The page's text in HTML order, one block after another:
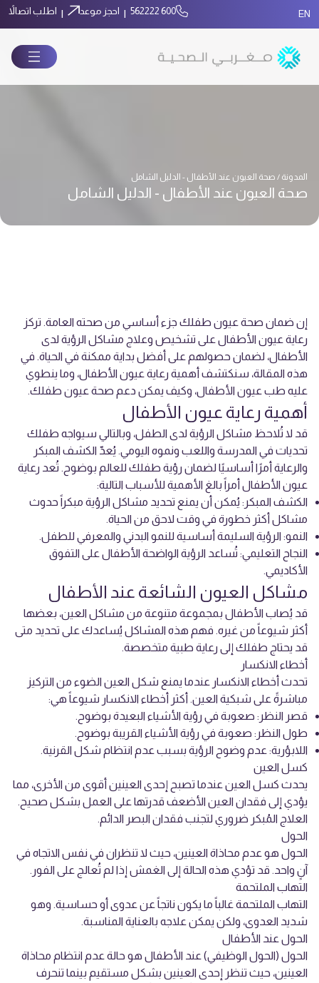
EN
600 562222
| احجز موعد | اطلب اتصالاً
المدونة / صحة العيون عند الأطفال - الدليل الشامل
صحة العيون عند الأطفال - الدليل الشامل
إن ضمان صحة عيون طفلك جزء أساسي من صحته العامة. تركز
رعاية عيون الأطفال على تشخيص وعلاج مشاكل الرؤية لدى
الأطفال، لضمان حصولهم على أفضل بداية ممكنة في الحياة. في
هذه المقالة، سنكتشف أهمية رعاية عيون الأطفال، وما ينطوي
عليه طب عيون الأطفال، وكيف يمكن دعم صحة عيون طفلك.
أهمية رعاية عيون الأطفال
قد لا تُلاحظ مشاكل الرؤية لدى الطفل، وبالتالي سيواجه طفلك
تحديات في المدرسة واللعب ونموه اليومي. يُعدّ الكشف المبكر
والرعاية أمرًا أساسيًا لضمان رؤية طفلك للعالم بوضوح. تُعد رعاية
عيون الأطفال أمراً بالغ الأهمية للأسباب التالية:
الكشف المبكر: يُمكن أن يمنع تحديد مشاكل الرؤية مبكراً حدوث
مشاكل أكثر خطورة في وقت لاحق من الحياة.
النمو: الرؤية السليمة أساسية للنمو البدني والمعرفي للطفل.
النجاح التعليمي: تُساعد الرؤية الواضحة الأطفال على التفوق
الأكاديمي.
مشاكل العيون الشائعة عند الأطفال
قد يُصاب الأطفال بمجموعة متنوعة من مشاكل العين، بعضها
أكثر شيوعاً من غيره. فهم هذه المشاكل يُساعدك على تحديد متى
قد يحتاج طفلك إلى رعاية طبية متخصصة.
أخطاء الانكسار
تحدث أخطاء الانكسار عندما يمنع شكل العين الضوء من التركيز
مباشرةً على شبكية العين. أكثر أخطاء الانكسار شيوعاً هي:
قصر النظر: صعوبة في رؤية الأشياء البعيدة بوضوح.
طول النظر: صعوبة في رؤية الأشياء القريبة بوضوح.
اللابؤرية: عدم وضوح الرؤية بسبب عدم انتظام شكل القرنية.
كسل العين
يحدث كسل العين عندما تصبح إحدى العينين أقوى من الأخرى، مما
يؤدي إلى فقدان العين الأضعف قدرتها على العمل بشكل صحيح.
العلاج المُبكر ضروري لتجنب فقدان البصر الدائم.
الحول
الحول هو عدم محاذاة العينين، حيث لا تنظران في نفس الاتجاه في
آنٍ واحد. قد تؤدي هذه الحالة إلى الغمش إذا لم تُعالج على الفور.
التهاب الملتحمة
التهاب الملتحمة غالباً ما يكون ناتجاً عن عدوى أو حساسية. وهو
شديد العدوى، ولكن يمكن علاجه بالعناية المناسبة.
الحول عند الأطفال
الحول (الحول الوظيفي) عند الأطفال هو حالة عدم انتظام محاذاة
العينين، حيث تنظر إحدى العينين بشكل مستقيم بينما تنحرف